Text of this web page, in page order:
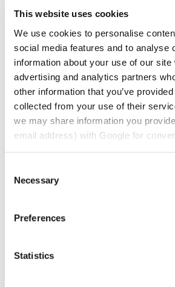
This website uses cookies
We use cookies to personalise
social media features and to analyse
information about your use of our site
advertising and analytics partners
other information that you’ve
collected from your use of their
we may share information you
email address) with Google for
Selection
Necessary
Preferences
Statistics
Online: I lager